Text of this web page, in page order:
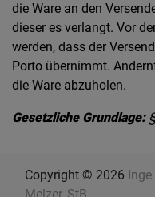
die Ware an den
dieser es verlangt. Vor
werden, dass der
Porto übernimmt.
die Ware abzuholen.
Gesetzliche Grundlage:
Copyright © 2026